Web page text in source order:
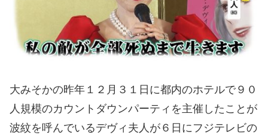
大みそかの昨年１２月３１日に都内のホテルで９０
人規模のカウントダウンパーティを主催したことが
波紋を呼んでいるデヴィ夫人が６日にフジテレビの